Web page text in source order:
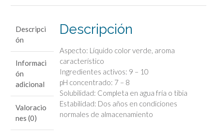
cantidad
Descripci
ón
Informaci
ón
adicional
Valoracio
nes (0)
Descripción
Aspecto: Líquido color verde, aroma
característico
Ingredientes activos: 9 – 10
pH concentrado: 7 – 8
Solubilidad: Completa en agua fría o tibia
Estabilidad: Dos años en condiciones
normales de almacenamiento